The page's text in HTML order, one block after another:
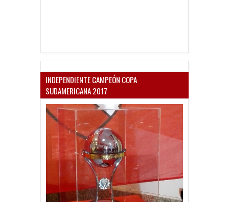
INDEPENDIENTE CAMPEÓN COPA
SUDAMERICANA 2017